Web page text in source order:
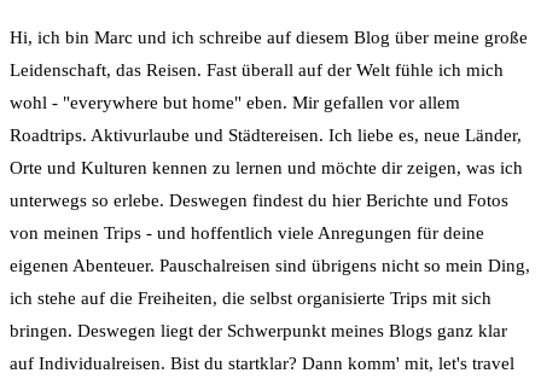
Hi, ich bin Marc und ich schreibe auf diesem Blog über meine große
Leidenschaft, das Reisen. Fast überall auf der Welt fühle ich mich
wohl - "everywhere but home" eben. Mir gefallen vor allem
Roadtrips. Aktivurlaube und Städtereisen. Ich liebe es, neue Länder,
Orte und Kulturen kennen zu lernen und möchte dir zeigen, was ich
unterwegs so erlebe. Deswegen findest du hier Berichte und Fotos
von meinen Trips - und hoffentlich viele Anregungen für deine
eigenen Abenteuer. Pauschalreisen sind übrigens nicht so mein Ding,
ich stehe auf die Freiheiten, die selbst organisierte Trips mit sich
bringen. Deswegen liegt der Schwerpunkt meines Blogs ganz klar
auf Individualreisen. Bist du startklar? Dann komm' mit, let's travel